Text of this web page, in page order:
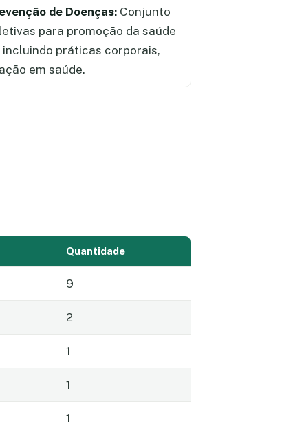
de Doenças: Conjunto
para promoção da saúde
práticas corporais,
em saúde.
Quantidade
9
2
1
1
1